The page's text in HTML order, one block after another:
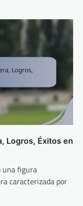
Logros, Éxitos en
una figura
caracterizada por